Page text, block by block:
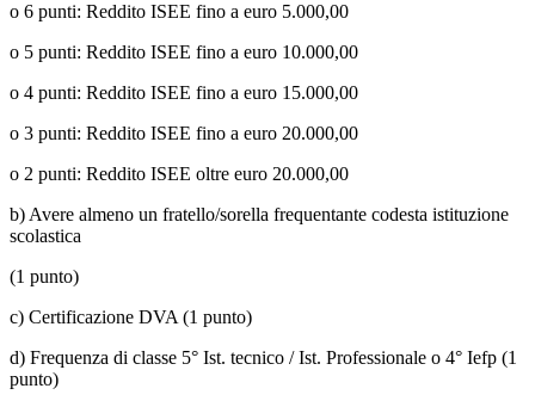
o 6 punti: Reddito ISEE fino a euro 5.000,00
o 5 punti: Reddito ISEE fino a euro 10.000,00
o 4 punti: Reddito ISEE fino a euro 15.000,00
o 3 punti: Reddito ISEE fino a euro 20.000,00
o 2 punti: Reddito ISEE oltre euro 20.000,00
b) Avere almeno un fratello/sorella frequentante codesta istituzione
scolastica
(1 punto)
c) Certificazione DVA (1 punto)
d) Frequenza di classe 5° Ist. tecnico / Ist. Professionale o 4° Iefp (1
punto)